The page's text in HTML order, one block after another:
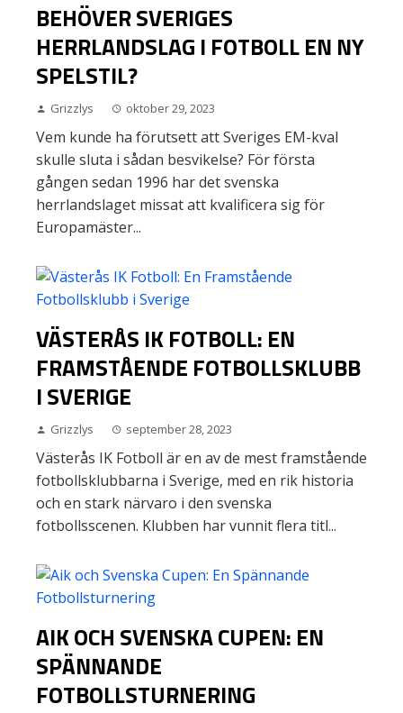
BEHÖVER SVERIGES
HERRLANDSLAG I FOTBOLL EN NY
SPELSTIL?
Grizzlys oktober 29, 2023
Vem kunde ha förutsett att Sveriges EM-kval
skulle sluta i sådan besvikelse? För första
gången sedan 1996 har det svenska
herrlandslaget missat att kvalificera sig för
Europamäster...
VÄSTERÅS IK FOTBOLL: EN
FRAMSTÅENDE FOTBOLLSKLUBB
I SVERIGE
Grizzlys september 28, 2023
Västerås IK Fotboll är en av de mest framstående
fotbollsklubbarna i Sverige, med en rik historia
och en stark närvaro i den svenska
fotbollsscenen. Klubben har vunnit flera titl...
AIK OCH SVENSKA CUPEN: EN
SPÄNNANDE
FOTBOLLSTURNERING